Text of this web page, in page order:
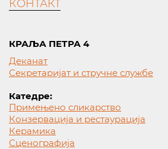
КОНТАКТ
КРАЉА ПЕТРА 4
Деканат
Секретаријат и стручне службе
Катедре:
Примењено сликарство
Конзервација и рестаурација
Керамика
Сценографија